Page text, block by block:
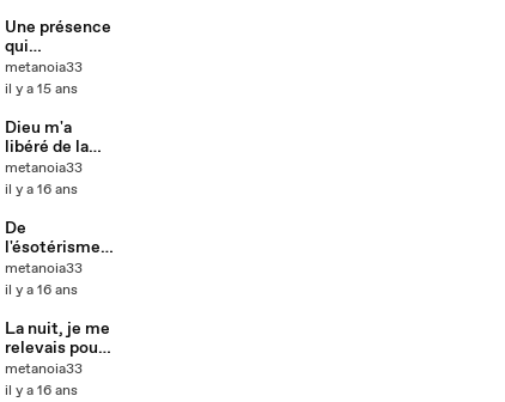
Une présence
qui
m'accompagn
e chaque jour
metanoia33
il y a 15 ans
Dieu m'a
libéré de la
tristesse
metanoia33
il y a 16 ans
De
l'ésotérisme
égyptien, à
l'adoration
metanoia33
il y a 16 ans
La nuit, je me
relevais pour
lire la Bible
metanoia33
il y a 16 ans